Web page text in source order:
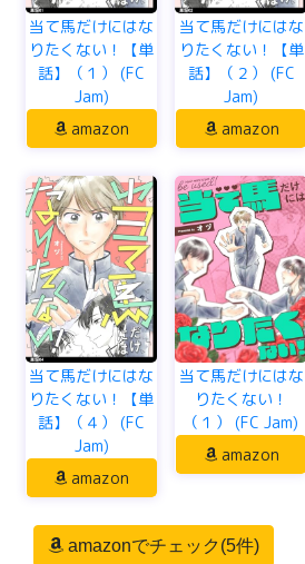
当て馬だけにはな
りたくない！【単
話】（１） (FC
Jam)
amazon
当て馬だけにはな
りたくない！【単
話】（２） (FC
Jam)
amazon
当て馬だけにはな
りたくない！【単
話】（４） (FC
Jam)
amazon
当て馬だけにはな
りたくない！
（１） (FC Jam)
amazon
amazonでチェック(5件)